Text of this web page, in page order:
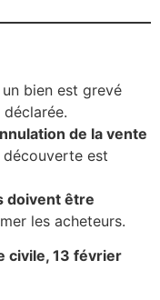
un bien est grevé
déclarée.
de la vente
découverte est
doivent être
les acheteurs.
civile, 13 février